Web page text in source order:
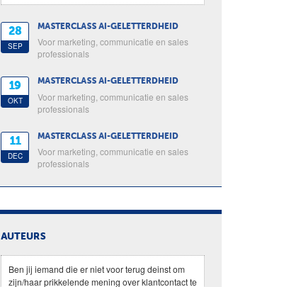
28
SEP
MASTERCLASS AI-GELETTERDHEID
Voor marketing, communicatie en sales
professionals
19
OKT
MASTERCLASS AI-GELETTERDHEID
Voor marketing, communicatie en sales
professionals
11
DEC
MASTERCLASS AI-GELETTERDHEID
Voor marketing, communicatie en sales
professionals
AUTEURS
Ben jij iemand die er niet voor terug deinst om
zijn/haar prikkelende mening over klantcontact te